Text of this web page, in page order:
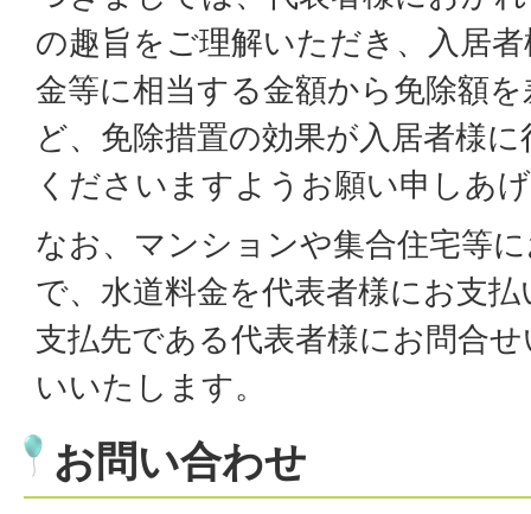
の趣旨をご理解いただき、入居
金等に相当する金額から免除額
ど、免除措置の効果が入居者様
くださいますようお願い申しあ
なお、マンションや集合住宅等
で、水道料金を代表者様にお支
支払先である代表者様にお問合
いいたします。
お問い合わせ